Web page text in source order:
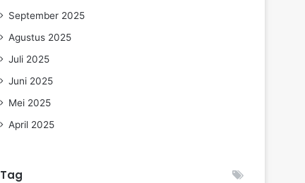
September 2025
Agustus 2025
Juli 2025
Juni 2025
Mei 2025
April 2025
Tag